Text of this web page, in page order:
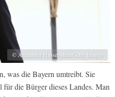
© Alexander Hassenstein/Getty Images
was die Bayern umtreibt. Sie
die Bürger dieses Landes. Man